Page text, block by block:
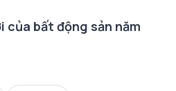
của bất động sản năm